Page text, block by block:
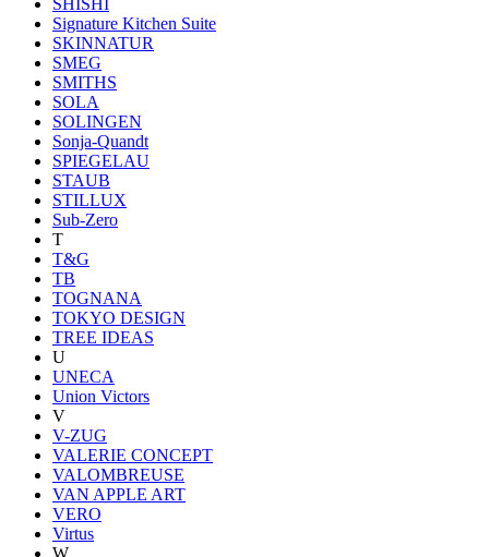
Signature Kitchen Suite
SKINNATUR
SMEG
SMITHS
SOLA
SOLINGEN
Sonja-Quandt
SPIEGELAU
STAUB
STILLUX
Sub-Zero
T
T&G
TB
TOGNANA
TOKYO DESIGN
TREE IDEAS
U
UNECA
Union Victors
V
V-ZUG
VALERIE CONCEPT
VALOMBREUSE
VAN APPLE ART
VERO
Virtus
W